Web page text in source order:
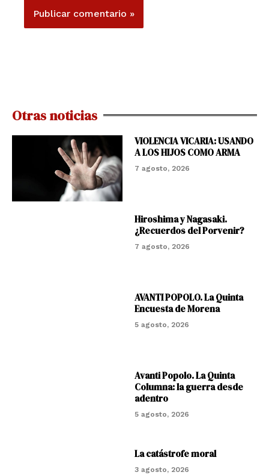
Otras noticias
VIOLENCIA VICARIA: USANDO
A LOS HIJOS COMO ARMA
7 agosto, 2026
Hiroshima y Nagasaki.
¿Recuerdos del Porvenir?
7 agosto, 2026
AVANTI POPOLO. La Quinta
Encuesta de Morena
5 agosto, 2026
Avanti Popolo. La Quinta
Columna: la guerra desde
adentro
5 agosto, 2026
La catástrofe moral
3 agosto, 2026